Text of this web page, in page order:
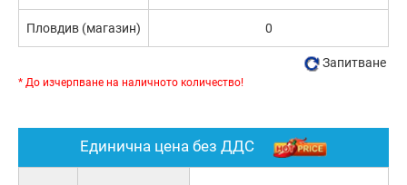
Единична цена без ДДС
Пловдив (магазин) 0
Запитване
* До изчерпване на наличното количество!